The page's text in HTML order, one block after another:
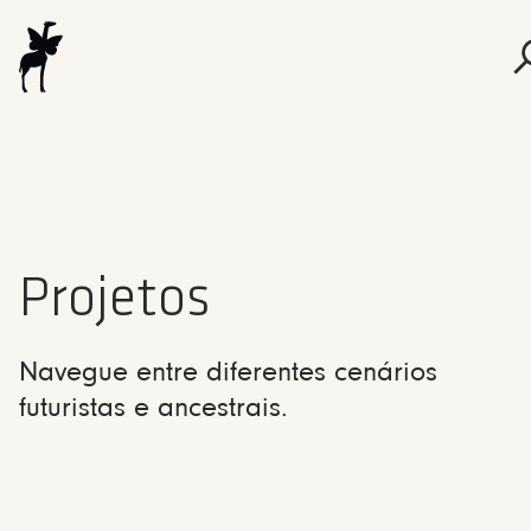
Projetos
Navegue entre diferentes cenários
futuristas e ancestrais.